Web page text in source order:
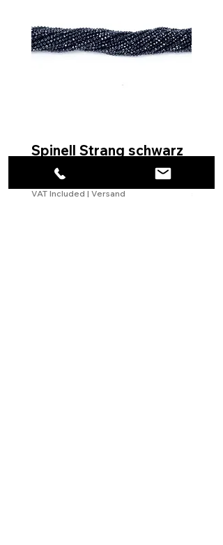
Spinell Strang schwarz
Price
€4.00
VAT Included | Versand Price